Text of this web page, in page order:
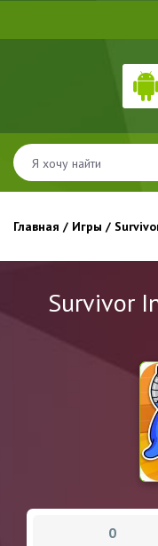
Главная / Игры /
Survivor
0